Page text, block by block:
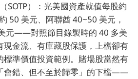
SOTP）：光美國資產就值每股約
50 美元、阿聯酋 40~50 美元，
元——對照節目錄製時的 40 多美
現金流、有庫藏股保護，上檔卻有
標準價值投資範例。賭場股當然有
會錯、但不至於歸零」的下檔——